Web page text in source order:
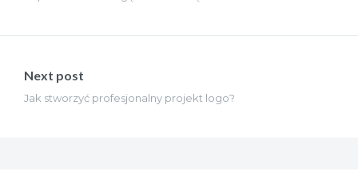
Next post
Jak stworzyć profesjonalny projekt logo?